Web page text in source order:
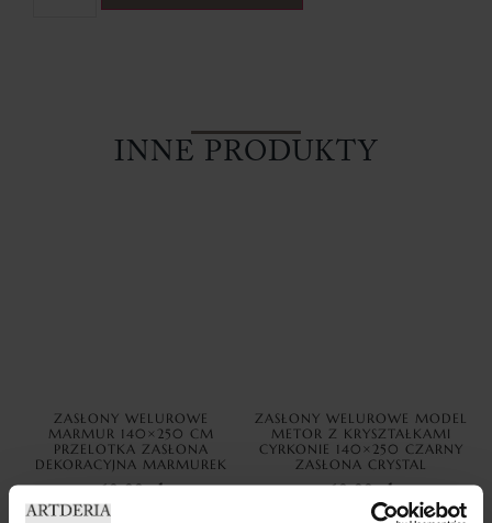
INNE PRODUKTY
ZASŁONY WELUROWE
MARMUR 140×250 CM
PRZELOTKA ZASŁONA
DEKORACYJNA MARMUREK
ZASŁONY WELUROWE MODEL
METOR Z KRYSZTAŁKAMI
CYRKONIE 140×250 CZARNY
ZASŁONA CRYSTAL